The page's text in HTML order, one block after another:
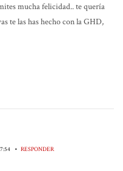
mucha felicidad.. te quería
te las has hecho con la GHD,
• RESPONDER